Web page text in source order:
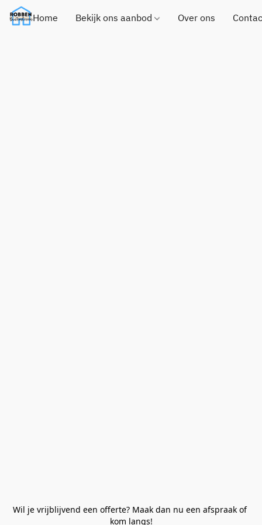
Home Bekijk ons aanbod Over ons
Wil je vrijblijvend een offerte? Maak dan nu een afspraak of
kom langs!